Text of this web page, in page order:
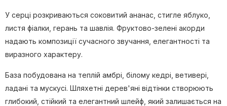
У серці розкриваються соковитий ананас, стигле яблуко,
листя фіалки, герань та шавлія. Фруктово-зелені акорди
надають композиції сучасного звучання, елегантності та
виразного характеру.
База побудована на теплій амбрі, білому кедрі, ветивері,
ладані та мускусі. Шляхетні дерев'яні відтінки створюють
глибокий, стійкий та елегантний шлейф, який залишається на